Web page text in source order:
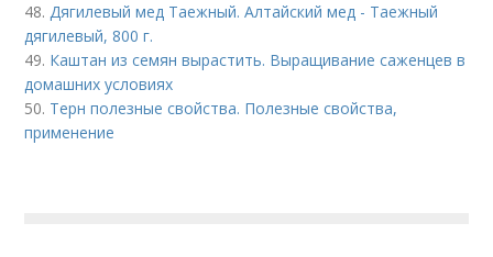
48. Дягилевый мед Таежный. Алтайский мед - Таежный
дягилевый, 800 г.
49. Каштан из семян вырастить. Выращивание саженцев в
домашних условиях
50. Терн полезные свойства. Полезные свойства,
применение